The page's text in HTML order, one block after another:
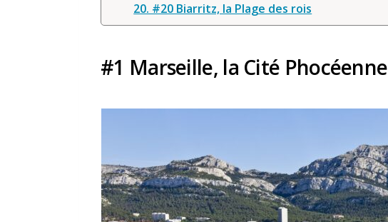
20. #20 Biarritz, la Plage des rois
#1 Marseille, la Cité Phocéenne